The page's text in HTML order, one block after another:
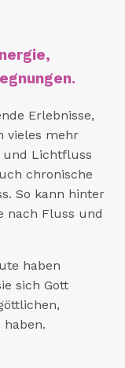
Erlebnisse,
vieles mehr
und Lichtfluss
chronische
So kann hinter
nach Fluss und
haben
sich Gott